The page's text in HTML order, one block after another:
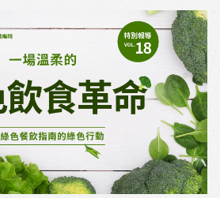
力、新的應變力和競爭力來因應
司跟員工是命運共同體。公司的
工的遲鈍；當組織步入安定期，
定的工作，心理上趨向依賴、舒
往往就是風險的開始。在歐美，
往往是公司要走的方向，現有同
整合」團隊
30甚至40年以上事業有成的本
我們發現，這些公司往往發展出
關懷問卷調查、未來總部大樓綠
過企業影響力引領同仁一起前
不僅僅是一個目標，更是一種生
身，必須擁有正確的飲食觀念、
能達到理想健康的狀態；為此，
始，相繼舉辦多元的講座、活
的內容讓同仁領略其中知識，進
續生活，找到適合自己的永續方
續，認